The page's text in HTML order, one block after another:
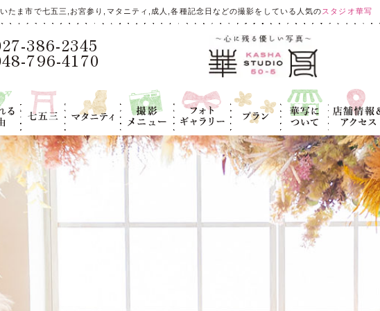
たま市で七五三,お宮参り,マタニティ,成人,各種記念日などの撮影をしている人気のスタジオ華写
386-2345
796-4170
理
七五三 マタニティ
撮影メニュ
ー
フォトギャラ
リー
プラン
華写につい
て
店舗情報＆ア
クセス